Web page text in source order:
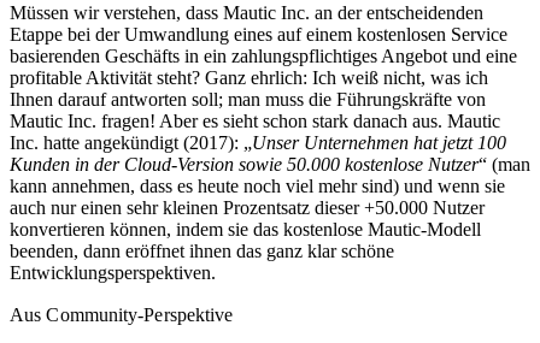
Müssen wir verstehen, dass Mautic Inc. an der entscheidenden
Etappe bei der Umwandlung eines auf einem kostenlosen Service
basierenden Geschäfts in ein zahlungspflichtiges Angebot und eine
profitable Aktivität steht? Ganz ehrlich: Ich weiß nicht, was ich
Ihnen darauf antworten soll; man muss die Führungskräfte von
Mautic Inc. fragen! Aber es sieht schon stark danach aus. Mautic
Inc. hatte angekündigt (2017): „Unser Unternehmen hat jetzt 100
Kunden in der Cloud-Version sowie 50.000 kostenlose Nutzer“ (man
kann annehmen, dass es heute noch viel mehr sind) und wenn sie
auch nur einen sehr kleinen Prozentsatz dieser +50.000 Nutzer
konvertieren können, indem sie das kostenlose Mautic-Modell
beenden, dann eröffnet ihnen das ganz klar schöne
Entwicklungsperspektiven.
Aus Community-Perspektive